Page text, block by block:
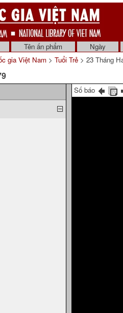
Tên ấn phẩm
Ngày
gia Việt Nam > Tuổi Trẻ > 23 Tháng
Số báo